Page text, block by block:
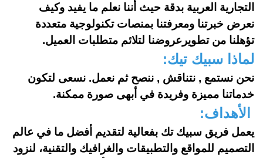
التجارية العربية بدقة حيث أننا نعلم ما يفيد وكيف
نعرض خبرتنا ومعرفتنا بمنصات تكنولوجية متعددة
تؤهلنا من تطويرعروضنا لتلائم متطلبات العميل.
لماذا سبيك تيك:
نحن نستمع , نتناقش , ننصح ثم نعمل. نسعى لتكون
خدماتنا مميزة وفريدة في أبهى صورة ممكنة.
الأهداف:
يعمل فريق سبيك تك بفعالية لتقديم أفضل ما في عالم
التصميم للمواقع والتطبيقات والغرافيك والتقنية، لنزود